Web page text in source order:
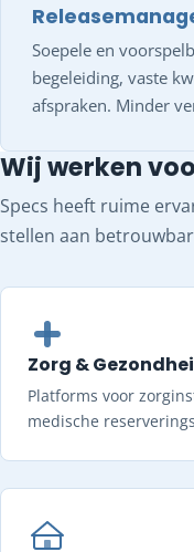
Soepele en
begeleiding, vaste
afspraken. Minder
Wij werken
Specs heeft ruime
stellen aan
Zorg &
Platforms voor
medische